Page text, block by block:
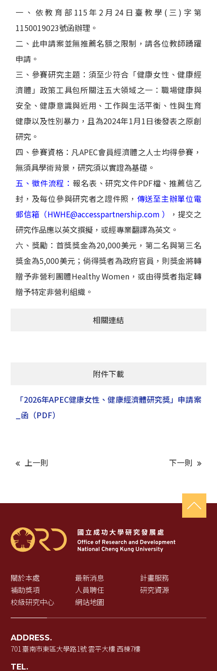
一、依教育部115年2月24日臺教學(三)字第
1150019023號函辦理。
二、此申請案並無推薦名額之限制，請各位教師踴躍
申請。
三、參賽研究主題：須至少符合「健康女性、健康經
濟體」政策工具包所關注五大領域之一：職場健康與
安全、健康意識與近用、工作與生活平衡、性與生育
健康以及性別暴力，且為2024年1月1日後發表之原創
研究。
四、參賽資格：凡APEC會員經濟體之人士均得參賽，
無須具學術背景，研究須以實證為基礎。
五、徵件流程：報名表、研究文件PDF檔、推薦信乙
封，及每位參與研究者之證件照， 傳送至主辦單位電
郵信箱（HWHE@accesspartnership.com ）
，提交之
研究作品應以英文撰擬，或經專業翻譯為英文。
六、獎勵：首獎獎金為20,000美元，第二名與第三名
獎金為5,000美元；倘得獎者為政府官員，則獎金將轉
贈予非營利團體Healthy Women，或由得獎者指定轉
贈予特定非營利組織。
相關連結
附件下載
「2026年APEC健康女性、健康經濟體研究獎」申請案
_函 （PDF）
上一則 下一則
關於本處 最新消息
計畫服務
補助獎項
人員聘任
研究資源
校級研究中心
網站地圖
ADDRESS.
701 臺南市東區大學路1號 雲平大樓 西棟7樓
TEL.